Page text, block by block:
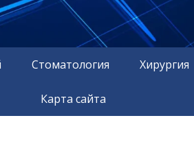
Стоматология Хирургия
Карта сайта